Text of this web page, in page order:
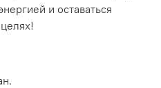
и оставаться